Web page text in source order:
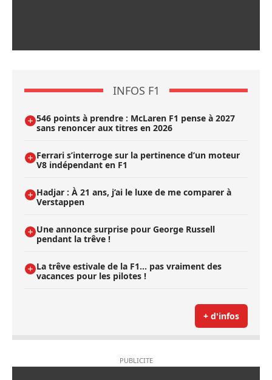
INFOS F1
546 points à prendre : McLaren F1 pense à 2027
sans renoncer aux titres en 2026
Ferrari s’interroge sur la pertinence d’un moteur
V8 indépendant en F1
Hadjar : À 21 ans, j’ai le luxe de me comparer à
Verstappen
Une annonce surprise pour George Russell
pendant la trêve !
La trêve estivale de la F1... pas vraiment des
vacances pour les pilotes !
+ d'infos